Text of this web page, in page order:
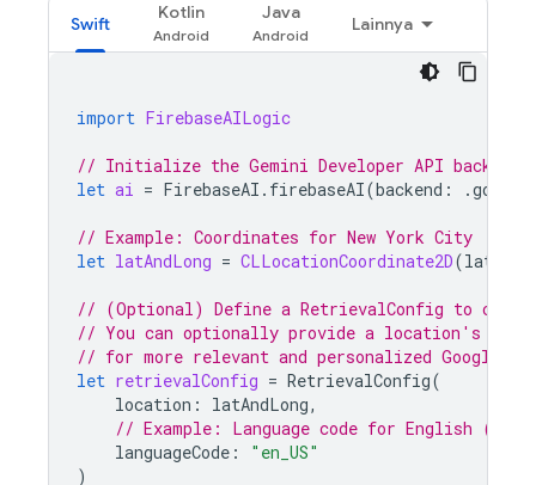
Swift
Kotlin Java
Lainnya
import FirebaseAILogic
// Initialize the Gemini Developer API backend
let ai = FirebaseAI . firebaseAI(backend : .
// Example: Coordinates for New York City
let latAndLong = CLLocationCoordinate2D(
// (Optional) Define a RetrievalConfig to
// You can optionally provide a location's
// for more relevant and personalized Google
let retrievalConfig = RetrievalConfig(
location : latAndLong,
// Example: Language code for English (US).
languageCode :
"en_US"
)